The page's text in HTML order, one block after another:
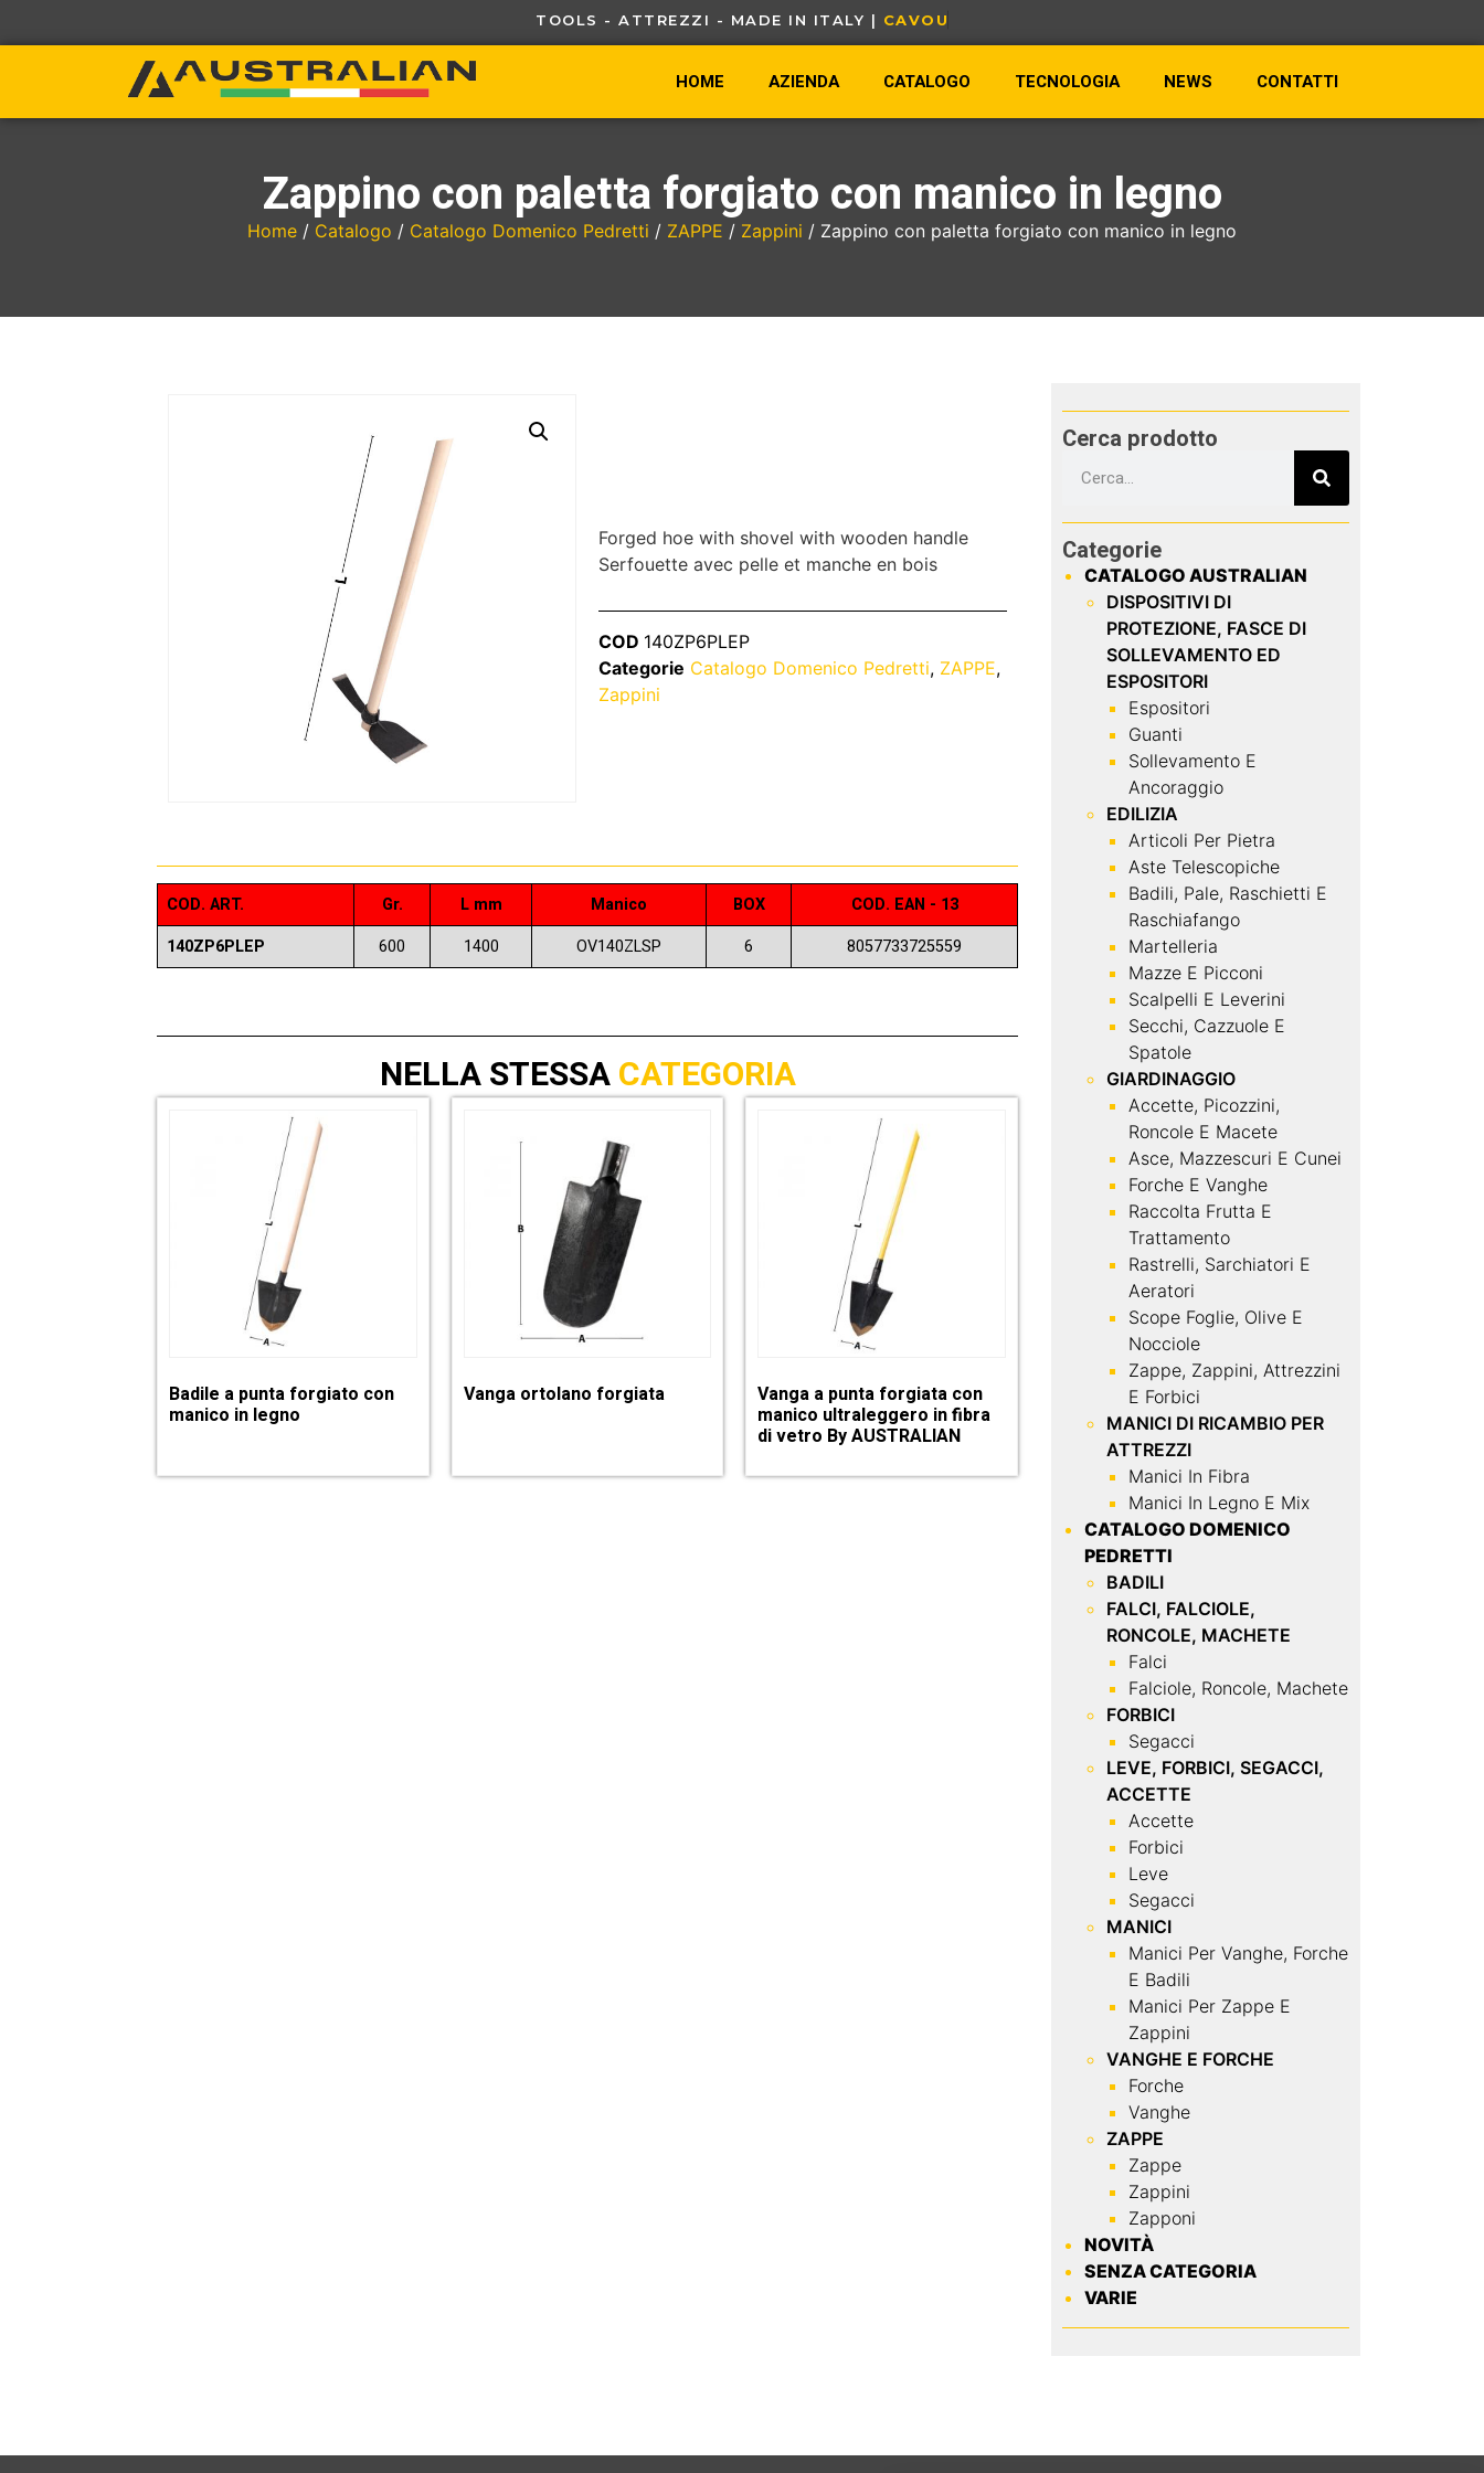
TOOLS - ATTREZZI - MADE IN ITALY | C AVOU R
HOME AZIENDA CATALOGO TECNOLOGIA NEWS CONTATTI
Zappino con paletta forgiato con manico in legno
Home / Catalogo / Catalogo Domenico Pedretti / ZAPPE / Zappini / Zappino con paletta forgiato con manico in legno
Forged hoe with shovel with wooden handle
Serfouette avec pelle et manche en bois
COD 140ZP6PLEP
Categorie Catalogo Domenico Pedretti, ZAPPE,
Zappini
COD. ART. Gr. L mm Manico BOX
COD. EAN - 13
140ZP6PLEP
600 1400 OV140ZLSP 6 8057733725559
NELLA STESSACATEGORIA
Badile a punta forgiato con
manico in legno
Vanga ortolano forgiata Vanga a punta forgiata con
manico ultraleggero in fibra
di vetro By AUSTRALIAN
Cerca prodotto
Categorie
CATALOGO AUSTRALIAN
DISPOSITIVI DI
PROTEZIONE, FASCE DI
SOLLEVAMENTO ED
ESPOSITORI
Espositori
Guanti
Sollevamento E
Ancoraggio
EDILIZIA
Articoli Per Pietra
Aste Telescopiche
Badili, Pale, Raschietti E
Raschiafango
Martelleria
Mazze E Picconi
Scalpelli E Leverini
Secchi, Cazzuole E
Spatole
GIARDINAGGIO
Accette, Picozzini,
Roncole E Macete
Asce, Mazzescuri E Cunei
Forche E Vanghe
Raccolta Frutta E
Trattamento
Rastrelli, Sarchiatori E
Aeratori
Scope Foglie, Olive E
Nocciole
Zappe, Zappini, Attrezzini
E Forbici
MANICI DI RICAMBIO PER
ATTREZZI
Manici In Fibra
Manici In Legno E Mix
CATALOGO DOMENICO
PEDRETTI
BADILI
FALCI, FALCIOLE,
RONCOLE, MACHETE
Falci
Falciole, Roncole, Machete
FORBICI
Segacci
LEVE, FORBICI, SEGACCI,
ACCETTE
Accette
Forbici
Leve
Segacci
MANICI
Manici Per Vanghe, Forche
E Badili
Manici Per Zappe E
Zappini
VANGHE E FORCHE
Forche
Vanghe
ZAPPE
Zappe
Zappini
Zapponi
NOVITÀ
SENZA CATEGORIA
VARIE